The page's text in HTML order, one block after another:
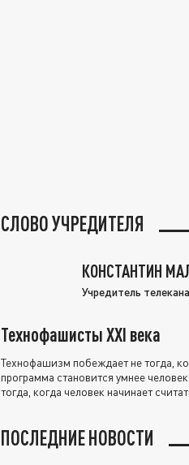
СЛОВО УЧРЕДИТЕЛЯ
КОНСТАНТИН
Учредитель
Технофашисты XXI века
Технофашизм побеждает не тогда,
программа становится умнее
тогда, когда человек начинает
ПОСЛЕДНИЕ НОВОСТИ